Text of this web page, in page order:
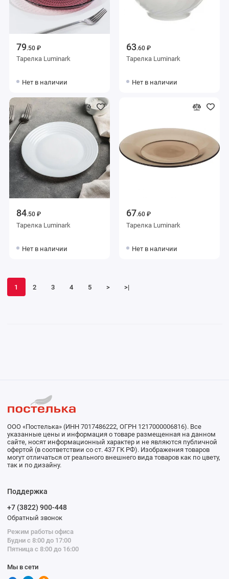
79.50 ₽
Тарелка Luminark
Нет в наличии
63.60 ₽
Тарелка Luminark
Нет в наличии
84.50 ₽
Тарелка Luminark
Нет в наличии
67.60 ₽
Тарелка Luminark
Нет в наличии
1 2 3 4 5 > >|
ООО «Постелька» (ИНН 7017486222, ОГРН 1217000006816). Все
указанные цены и информация о товаре размещенная на данном
сайте, носят информационный характер и не являются публичной
офертой (в соответствии со ст. 437 ГК РФ). Изображения товаров
могут отличаться от реального внешнего вида товаров как по цвету,
так и по дизайну.
Поддержка
+7 (3822) 900-448
Обратный звонок
Режим работы офиса
Будни с 8:00 до 17:00
Пятница с 8:00 до 16:00
Мы в сети